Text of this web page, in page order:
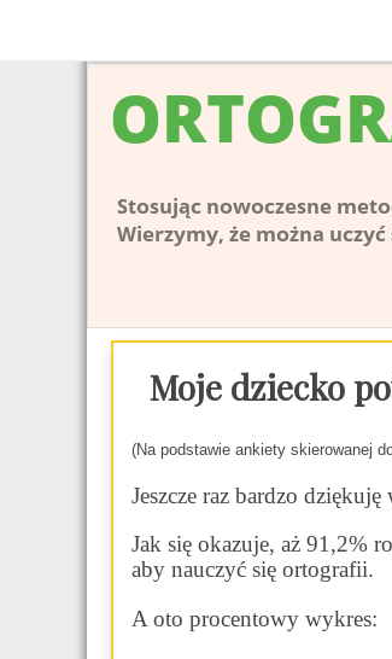
Moje dziecko
(Na podstawie ankiety skierowanej
Jeszcze raz bardzo
Jak się okazuje, aż 91,2%
aby nauczyć się ortografii.
A oto procentowy wykres: